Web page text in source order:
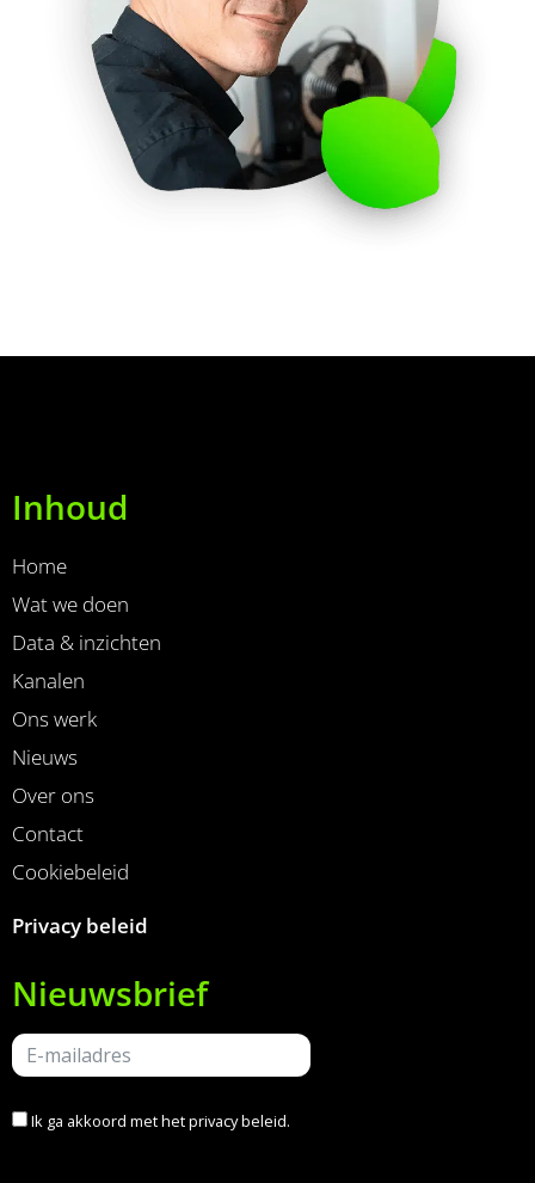
Inhoud
Home
Wat we doen
Data & inzichten
Kanalen
Ons werk
Nieuws
Over ons
Contact
Cookiebeleid
Privacy beleid
Nieuwsbrief
Ik ga akkoord met hetprivacy beleid.